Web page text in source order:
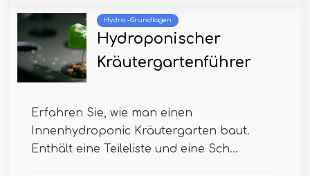
Hydro -Grundlagen
Hydroponischer
Kräutergartenführer
Erfahren Sie, wie man einen
Innenhydroponic Kräutergarten baut.
Enthält eine Teileliste und eine Sch...